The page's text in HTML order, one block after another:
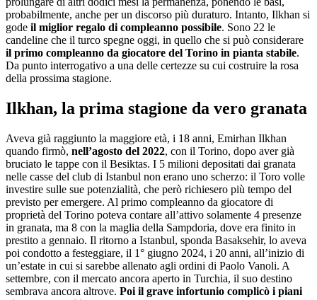
probabilmente, anche per un discorso più duraturo. Intanto, Ilkhan si
gode il miglior regalo di compleanno possibile. Sono 22 le
candeline che il turco spegne oggi, in quello che si può considerare
il primo compleanno da giocatore del Torino in pianta stabile.
Da punto interrogativo a una delle certezze su cui costruire la rosa
della prossima stagione.
Ilkhan, la prima stagione da vero granata
Aveva già raggiunto la maggiore età, i 18 anni, Emirhan Ilkhan
quando firmò, nell’agosto del 2022, con il Torino, dopo aver già
bruciato le tappe con il Besiktas. I 5 milioni depositati dai granata
nelle casse del club di Istanbul non erano uno scherzo: il Toro volle
investire sulle sue potenzialità, che però richiesero più tempo del
previsto per emergere. Al primo compleanno da giocatore di
proprietà del Torino poteva contare all’attivo solamente 4 presenze
in granata, ma 8 con la maglia della Sampdoria, dove era finito in
prestito a gennaio. Il ritorno a Istanbul, sponda Basaksehir, lo aveva
poi condotto a festeggiare, il 1° giugno 2024, i 20 anni, all’inizio di
un’estate in cui si sarebbe allenato agli ordini di Paolo Vanoli. A
settembre, con il mercato ancora aperto in Turchia, il suo destino
sembrava ancora altrove. Poi il grave infortunio complicò i piani